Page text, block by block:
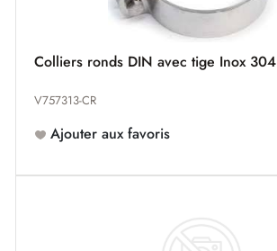
Colliers ronds DIN avec tige Inox 304
V757313-CR
Ajouter aux favoris